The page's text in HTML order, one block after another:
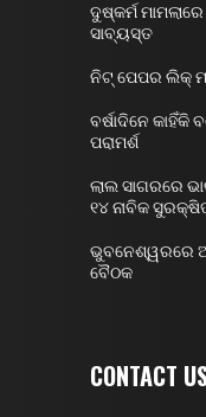
ଦୁଷ୍କର୍ମ
ସାବ୍ୟସ୍ତ
ନିଟ୍ ପେପର ଲିକ୍
ବର୍ଷାଦିନେ କାହିଁକି
ପରାମର୍ଶ
ଲାଲ ସାଗରରେ
୧୪ ନାବିକ
ଭୁବନେଶ୍ୱରରେ
ବୈଠକ
CONTACT